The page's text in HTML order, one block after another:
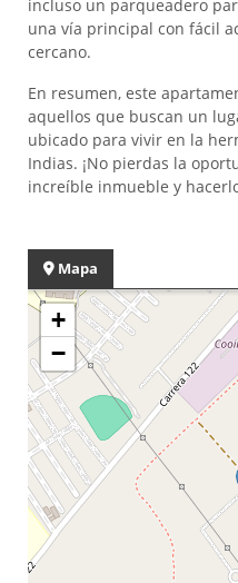
incluso un parqueadero
una vía principal con fácil
cercano.
En resumen, este
aquellos que buscan un
ubicado para vivir en la
Indias. ¡No pierdas la
increíble inmueble y
Mapa
+
−